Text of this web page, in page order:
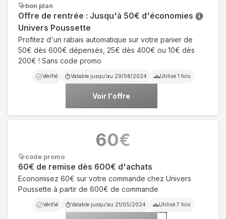
bon plan
Offre de rentrée : Jusqu'à 50€ d'économies @
Univers Poussette
Profitez d'un rabais automatique sur votre panier de
50€ dès 600€ dépensés, 25€ dès 400€ ou 10€ dès
200€ ! Sans code promo
Vérifié Valable jusqu'au 29/08/2024 Utilisé 1 fois
Voir l'offre
code promo
60€ de remise dès 600€ d'achats
Economisez 60€ sur votre commande chez Univers
Poussette à partir de 600€ de commande
Vérifié Valable jusqu'au 21/05/2024 Utilisé 7 fois
60€